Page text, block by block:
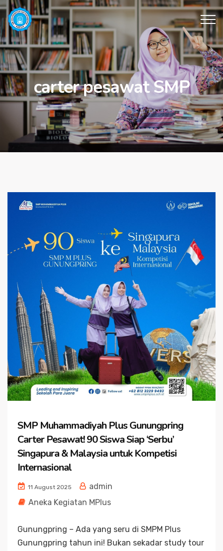
carter pesawat SMP
SMP Muhammadiyah Plus Gunungpring
Carter Pesawat! 90 Siswa Siap ‘Serbu’
Singapura & Malaysia untuk Kompetisi
Internasional
11 August 2025
admin
Aneka Kegiatan MPlus
Gunungpring – Ada yang seru di SMPM Plus
Gunungpring tahun ini! Bukan sekadar study tour